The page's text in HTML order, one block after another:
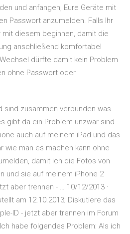
und anfangen, Eure Geräte mit
Passwort anzumelden. Falls Ihr
mit diesem beginnen, damit die
anschließend komfortabel
dürfte damit kein Problem
ohne Passwort oder
sind zusammen verbunden was
gibt da ein Problem unzwar sind
auch auf meinem iPad und das
wie man es machen kann ohne
damit ich die Fotos von
und sie auf meinem iPhone 2
aber trennen - … 10/12/2013 ·
am 12.10.2013; Diskutiere das
ID - jetzt aber trennen im Forum
habe folgendes Problem: Als ich